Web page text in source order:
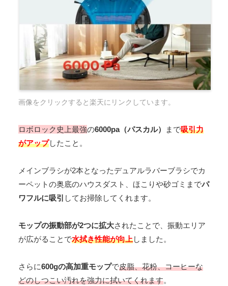
画像をクリックすると楽天にリンクしています。
ロボロック史上最強の6000pa（パスカル） まで吸引力
がアップしたこと。
メインブラシが2本となったデュアルラバーブラシでカ
ーペットの奥底のハウスダスト、ほこりや砂ゴミまでパ
ワフルに吸引 してお掃除してくれます。
モップの振動部が2つに拡大されたことで、振動エリア
が広がることで水拭き性能が向上しました。
さらに600gの高加重モップで皮脂、花粉、コーヒーな
どのしつこい汚れを強力に拭いてくれます。